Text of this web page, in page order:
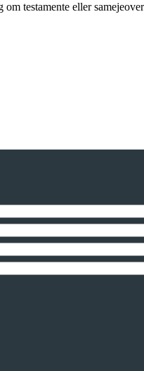
testamente eller